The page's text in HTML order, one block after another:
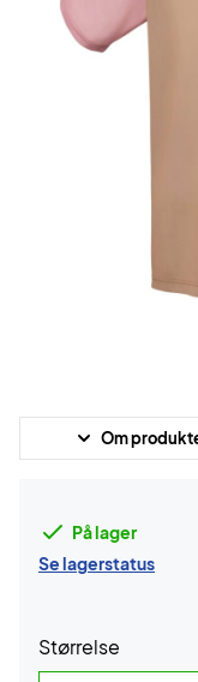
Om
På lager
Se lagerstatus
Størrelse